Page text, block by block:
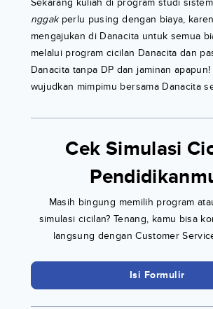
nggakperlu pusing dengan biaya,
mengajukan di Danacita untuk semua
melalui program cicilan Danacita dan
Danacita tanpa DP dan jaminan
wujudkan mimpimu bersama Danacita
Cek Simulasi
Masih bingung memilih program
simulasi cicilan? Tenang, kamu bisa
langsung dengan Customer
Isi Formulir